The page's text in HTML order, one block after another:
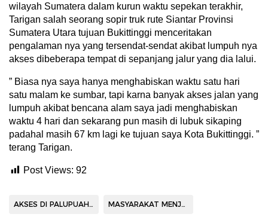
wilayah Sumatera dalam kurun waktu sepekan terakhir,
Tarigan salah seorang sopir truk rute Siantar Provinsi
Sumatera Utara tujuan Bukittinggi menceritakan
pengalaman nya yang tersendat-sendat akibat lumpuh nya
akses dibeberapa tempat di sepanjang jalur yang dia lalui.
” Biasa nya saya hanya menghabiskan waktu satu hari
satu malam ke sumbar, tapi karna banyak akses jalan yang
lumpuh akibat bencana alam saya jadi menghabiskan
waktu 4 hari dan sekarang pun masih di lubuk sikaping
padahal masih 67 km lagi ke tujuan saya Kota Bukittinggi. ”
terang Tarigan.
Post Views: 92
AKSES DI PALUPUAH BELUM NORMAL MASYARAKAT MENJERIT BBM LANGKA DI PASAMAN